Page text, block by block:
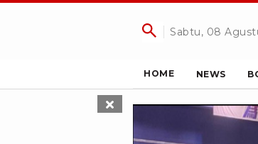
Sabtu, 08
HOME NEWS